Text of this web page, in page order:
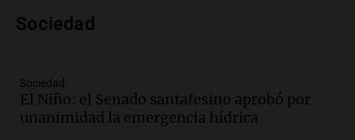
Episodios
tras condiciones invernales
Panorama Federal
Episodios
Sociedad
Sociedad
El Niño: el Senado santafesino aprobó por
unanimidad la emergencia hídrica